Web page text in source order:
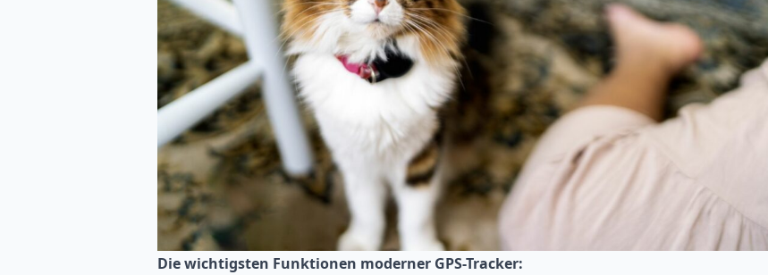
Die wichtigsten Funktionen moderner GPS-Tracker: